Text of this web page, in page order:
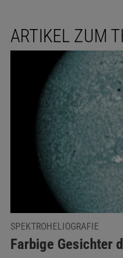
ARTIKEL ZUM
SPEKTROHELIOGRAFIE
:Farbige Gesichter